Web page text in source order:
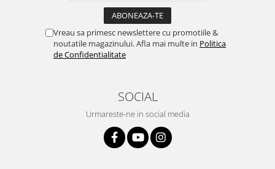
Vreau sa primesc newslettere cu promotiile &
noutatile magazinului. Afla mai multe in Politica
de Confidentialitate
SOCIAL
Urmareste-ne in social media